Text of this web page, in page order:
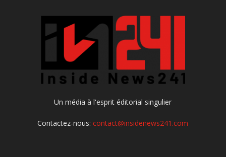
Un média à l'esprit éditorial singulier
Contactez-nous:contact@insidenews241.com